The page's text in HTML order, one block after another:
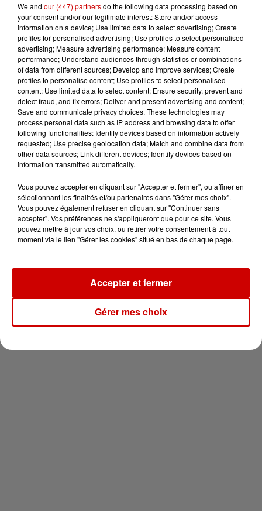
Gagnez vos entrées pour le
Musée du Sport Automobile au
Mans !
Alouette vous invite à
Futuroscope Xperiences !
Le Duel - Gagnez votre balade
en jet ski !
Newsletter
We and our (447) partnersdo the following data processing based on
your consent and/or our legitimate interest: Store and/or access
information on a device; Use limited data to select advertising; Create
profiles for personalised advertising; Use profiles to select personalised
advertising; Measure advertising performance; Measure content
performance; Understand audiences through statistics or combinations
of data from different sources; Develop and improve services; Create
profiles to personalise content; Use profiles to select personalised
content; Use limited data to select content; Ensure security, prevent and
detect fraud, and fix errors; Deliver and present advertising and content;
Save and communicate privacy choices. These technologies may
process personal data such as IP address and browsing data to offer
following functionalities: Identify devices based on information actively
requested; Use precise geolocation data; Match and combine data from
other data sources; Link different devices; Identify devices based on
information transmitted automatically.
Vous pouvez accepter en cliquant sur "Accepter et fermer", ou affiner en
sélectionnant les finalités et/ou partenaires dans "Gérer mes choix".
Vous pouvez également refuser en cliquant sur "Continuer sans
accepter". Vos préférences ne s'appliqueront que pour ce site. Vous
pouvez mettre à jour vos choix, ou retirer votre consentement à tout
moment via le lien "Gérer les cookies" situé en bas de chaque page.
Gérer mes choix
Accepter et fermer